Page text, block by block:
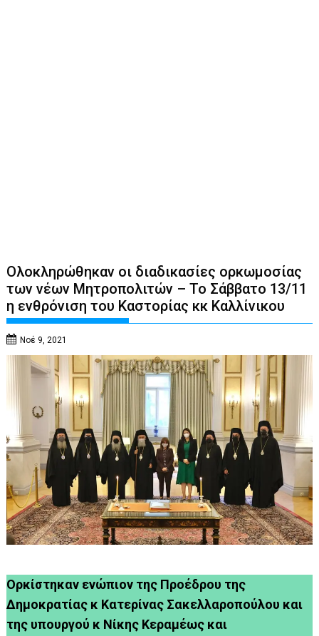
Ολοκληρώθηκαν οι διαδικασίες ορκωμοσίας
των νέων Μητροπολιτών – Το Σάββατο 13/11
η ενθρόνιση του Καστορίας κκ Καλλίνικου
Νοέ 9, 2021
Ορκίστηκαν ενώπιον της Προέδρου της
Δημοκρατίας κ Κατερίνας Σακελλαροπούλου και
της υπουργού κ Νίκης Κεραμέως και